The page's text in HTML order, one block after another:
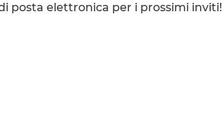
posta elettronica per i prossimi inviti!